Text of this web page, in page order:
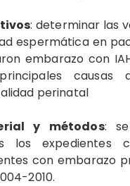
: determinar las
espermática en
embarazo con
causas
perinatal
y métodos:
los expedientes
con embarazo
2010.